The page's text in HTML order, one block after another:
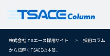
株式会社 TSエース採用サイト > 採用コラム
から紐解くTSACEの本質。